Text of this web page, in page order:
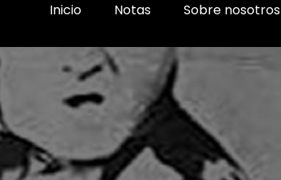
Inicio Notas Sobre nosotros